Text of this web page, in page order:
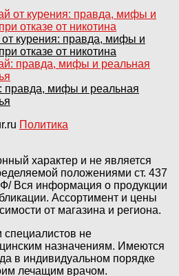
курения: правда, мифы и
отказе от никотина
правда, мифы и реальная
Политика
характер и не является
положениями ст. 437
Вся информация о продукции
Ассортимент и цены
от магазина и региона.
не
назначениям. Имеются
в индивидуальном порядке
лечащим врачом.